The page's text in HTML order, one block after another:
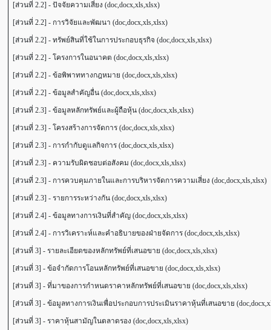
[ส่วนที่ 2.2] - ปัจจัยความเสี่ยง (doc,docx,xls,xlsx)
[ส่วนที่ 2.2] - การวิจัยและพัฒนา (doc,docx,xls,xlsx)
[ส่วนที่ 2.2] - ทรัพย์สินที่ใช้ในการประกอบธุรกิจ (doc,docx,xls,xlsx)
[ส่วนที่ 2.2] - โครงการในอนาคต (doc,docx,xls,xlsx)
[ส่วนที่ 2.2] - ข้อพิพาททางกฎหมาย (doc,docx,xls,xlsx)
[ส่วนที่ 2.2] - ข้อมูลสำคัญอื่น (doc,docx,xls,xlsx)
[ส่วนที่ 2.3] - ข้อมูลหลักทรัพย์และผู้ถือหุ้น (doc,docx,xls,xlsx)
[ส่วนที่ 2.3] - โครงสร้างการจัดการ (doc,docx,xls,xlsx)
[ส่วนที่ 2.3] - การกำกับดูแลกิจการ (doc,docx,xls,xlsx)
[ส่วนที่ 2.3] - ความรับผิดชอบต่อสังคม (doc,docx,xls,xlsx)
[ส่วนที่ 2.3] - การควบคุมภายในและการบริหารจัดการความเสี่ยง (doc,docx,xls,xlsx)
[ส่วนที่ 2.3] - รายการระหว่างกัน (doc,docx,xls,xlsx)
[ส่วนที่ 2.4] - ข้อมูลทางการเงินที่สำคัญ (doc,docx,xls,xlsx)
[ส่วนที่ 2.4] - การวิเคราะห์และคำอธิบายของฝ่ายจัดการ (doc,docx,xls,xlsx)
[ส่วนที่ 3] - รายละเอียดของหลักทรัพย์ที่เสนอขาย (doc,docx,xls,xlsx)
[ส่วนที่ 3] - ข้อจำกัดการโอนหลักทรัพย์ที่เสนอขาย (doc,docx,xls,xlsx)
[ส่วนที่ 3] - ที่มาของการกำหนดราคาหลักทรัพย์ที่เสนอขาย (doc,docx,xls,xlsx)
[ส่วนที่ 3] - ข้อมูลทางการเงินเพื่อประกอบการประเมินราคาหุ้นที่เสนอขาย
[ส่วนที่ 3] - ราคาหุ้นสามัญในตลาดรอง (doc,docx,xls,xlsx)